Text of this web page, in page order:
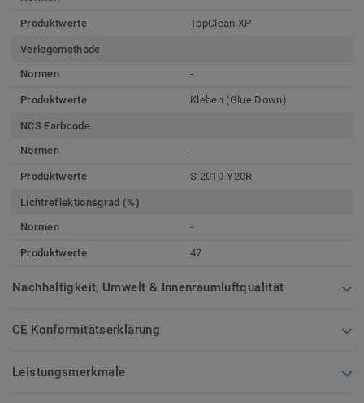
Produktwerte TopClean XP
Verlegemethode
Normen
-
Produktwerte Kleben (Glue Down)
NCS Farbcode
Normen
-
Produktwerte S 2010-Y20R
Lichtreflektionsgrad (%)
Normen
-
Produktwerte 47
Nachhaltigkeit, Umwelt & Innenraumluftqualität
CE Konformitätserklärung
Leistungsmerkmale